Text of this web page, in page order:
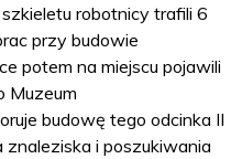
robotnicy trafili 6
przy budowie
potem na miejscu pojawili
Muzeum
budowę tego odcinka II
i poszukiwania